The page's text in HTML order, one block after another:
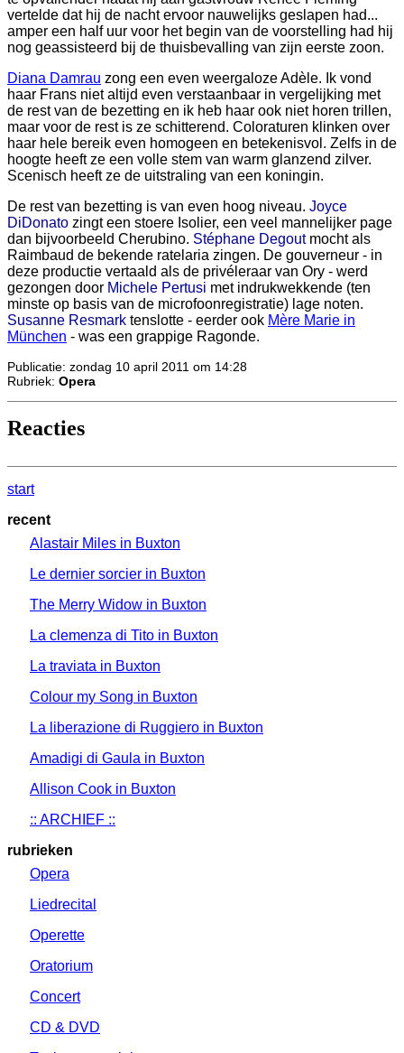
vertelde dat hij de nacht ervoor nauwelijks geslapen had...
amper een half uur voor het begin van de voorstelling had hij
nog geassisteerd bij de thuisbevalling van zijn eerste zoon.
Diana Damrau zong een even weergaloze Adèle. Ik vond
haar Frans niet altijd even verstaanbaar in vergelijking met
de rest van de bezetting en ik heb haar ook niet horen trillen,
maar voor de rest is ze schitterend. Coloraturen klinken over
haar hele bereik even homogeen en betekenisvol. Zelfs in de
hoogte heeft ze een volle stem van warm glanzend zilver.
Scenisch heeft ze de uitstraling van een koningin.
De rest van bezetting is van even hoog niveau. Joyce
DiDonato zingt een stoere Isolier, een veel mannelijker page
dan bijvoorbeeld Cherubino. Stéphane Degoutmocht als
Raimbaud de bekende ratelaria zingen. De gouverneur - in
deze productie vertaald als de privéleraar van Ory - werd
gezongen door Michele Pertusi met indrukwekkende (ten
minste op basis van de microfoonregistratie) lage noten.
Susanne Resmark tenslotte - eerder ook Mère Marie in
München - was een grappige Ragonde.
Publicatie: zondag 10 april 2011 om 14:28
Rubriek: Opera
Reacties
start
recent
Alastair Miles in Buxton
Le dernier sorcier in Buxton
The Merry Widow in Buxton
La clemenza di Tito in Buxton
La traviata in Buxton
Colour my Song in Buxton
La liberazione di Ruggiero in Buxton
Amadigi di Gaula in Buxton
Allison Cook in Buxton
:: ARCHIEF ::
rubrieken
Opera
Liedrecital
Operette
Oratorium
Concert
CD & DVD